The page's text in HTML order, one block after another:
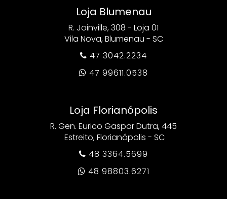
Loja Blumenau
R. Joinville, 308 - Loja 01
Vila Nova, Blumenau - SC
 47 3042.2234
 47 99611.0538
Loja Florianópolis
R. Gen. Eurico Gaspar Dutra, 445
Estreito, Florianópolis - SC
 48 3364.5699
 48 98803.6271